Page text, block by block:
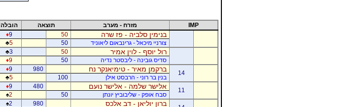
IMP מזרח - מערב תוצאה הובלה
בנימין סלביה - פז שרה 50
♦9
צורניי מיכאל - גרינבאום ליאוניד
50
♣5
רול יוסף - לוין אמיר 50
♣3
סדיס גובינה - ליבסטר נדיה
50
♦9
14
ברקמן מאיר - טימיאנקר נח 980
♦9
בנין בר רוני - הרבסט אילן
100
♣5
11
אלישר שלמה - אלישר נועם 480
♦9
סבח אופק - שליבוביץ יונתן
50
♠2
ברון יוליאן - דב אלכס 980
♠2